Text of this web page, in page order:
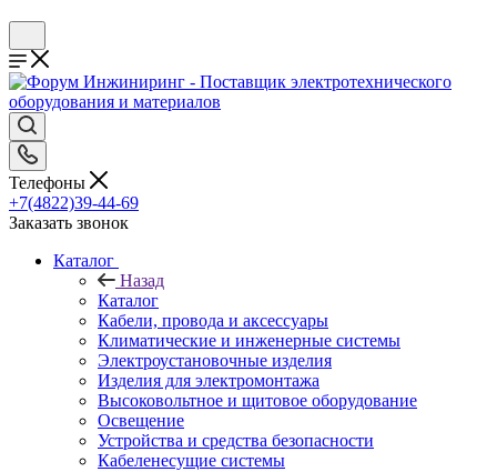
Телефоны
+7(4822)39-44-69
Заказать звонок
Каталог
Назад
Каталог
Кабели, провода и аксессуары
Климатические и инженерные системы
Электроустановочные изделия
Изделия для электромонтажа
Высоковольтное и щитовое оборудование
Освещение
Устройства и средства безопасности
Кабеленесущие системы